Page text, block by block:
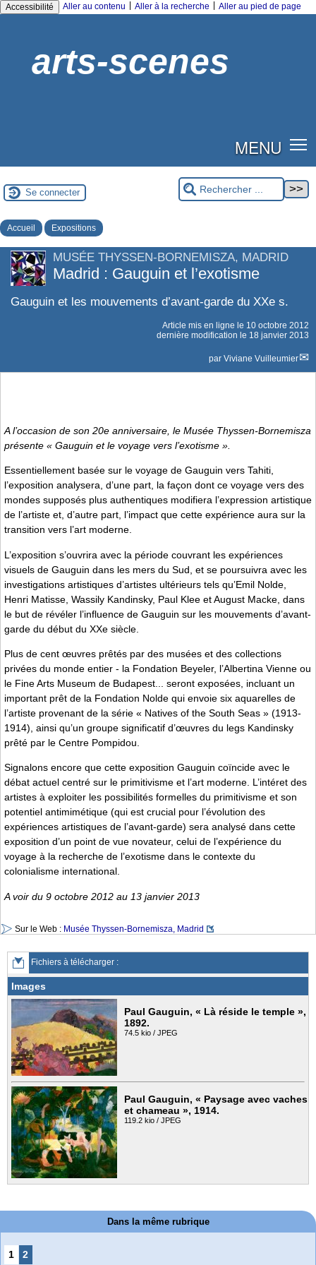
Accessibilité Aller au contenu Aller à la recherche Aller au pied de page
arts-scenes
MENU
Se connecter
Accueil Expositions
MUSÉE THYSSEN-BORNEMISZA, MADRID
Madrid : Gauguin et l’exotisme
Gauguin et les mouvements d’avant-garde du XXe s.
Article mis en ligne le 10 octobre 2012
dernière modification le 18 janvier 2013
par Viviane Vuilleumier
A l’occasion de son 20e anniversaire, le Musée Thyssen-Bornemisza
présente « Gauguin et le voyage vers l’exotisme ».
Essentiellement basée sur le voyage de Gauguin vers Tahiti,
l’exposition analysera, d’une part, la façon dont ce voyage vers des
mondes supposés plus authentiques modifiera l’expression artistique
de l’artiste et, d’autre part, l’impact que cette expérience aura sur la
transition vers l’art moderne.
L’exposition s’ouvrira avec la période couvrant les expériences
visuels de Gauguin dans les mers du Sud, et se poursuivra avec les
investigations artistiques d’artistes ultérieurs tels qu’Emil Nolde,
Henri Matisse, Wassily Kandinsky, Paul Klee et August Macke, dans
le but de révéler l’influence de Gauguin sur les mouvements d’avant-
garde du début du XXe siècle.
Plus de cent œuvres prêtés par des musées et des collections
privées du monde entier - la Fondation Beyeler, l’Albertina Vienne ou
le Fine Arts Museum de Budapest... seront exposées, incluant un
important prêt de la Fondation Nolde qui envoie six aquarelles de
l’artiste provenant de la série « Natives of the South Seas » (1913-
1914), ainsi qu’un groupe significatif d’œuvres du legs Kandinsky
prêté par le Centre Pompidou.
Signalons encore que cette exposition Gauguin coïncide avec le
débat actuel centré sur le primitivisme et l’art moderne. L’intéret des
artistes à exploiter les possibilités formelles du primitivisme et son
potentiel antimimétique (qui est crucial pour l’évolution des
expériences artistiques de l’avant-garde) sera analysé dans cette
exposition d’un point de vue novateur, celui de l’expérience du
voyage à la recherche de l’exotisme dans le contexte du
colonialisme international.
A voir du 9 octobre 2012 au 13 janvier 2013
Sur le Web : Musée Thyssen-Bornemisza, Madrid
Fichiers à télécharger :
Images
Paul Gauguin, « Là réside le temple »,
1892.
74.5 kio / JPEG
Paul Gauguin, « Paysage avec vaches
et chameau », 1914.
119.2 kio / JPEG
Dans la même rubrique
1 2